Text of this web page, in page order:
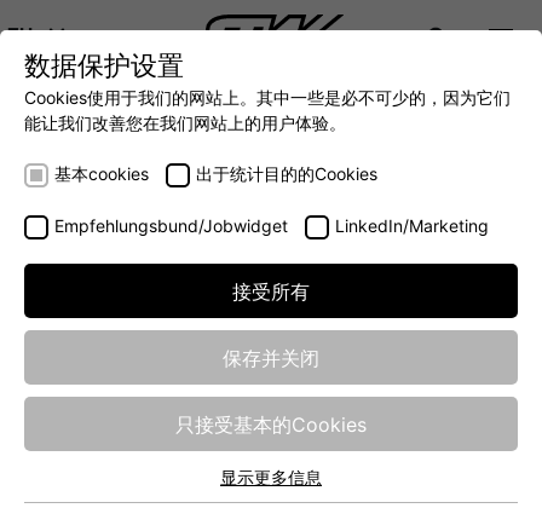
ZH
DEUTSCH (DE)
中文 (ZH)
DIGITALIZATION- 全面连接移动机械世界
AUTOMATION - 全力提升移动机械效率
INTEGRATION -
ESX.4cl: Programming of the
controller with C
识别符 PRG4CLC
Classroom Based Training
3 Days
Developers
数据保护设置
Cookies使用于我们的网站上。其中一些是必不可少的，因为它们
能让我们改善您在我们网站上的用户体验。
基本cookies 出于统计目的的Cookies
Empfehlungsbund/Jobwidget LinkedIn/Marketing
接受所有
保存并关闭
只接受基本的Cookies
显示更多信息